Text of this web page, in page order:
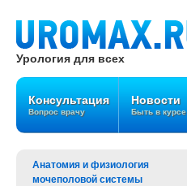
Урология для всех
Консультация
Вопрос врачу
Новости
Быть в курсе
Анатомия и физиология
мочеполовой системы